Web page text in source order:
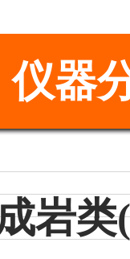
仪器
岩